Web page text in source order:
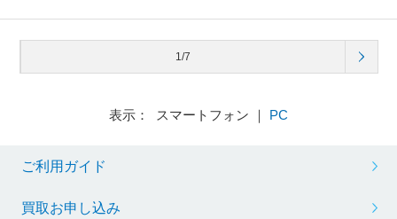
1/7
表示： スマートフォン ｜ PC
ご利用ガイド
買取お申し込み